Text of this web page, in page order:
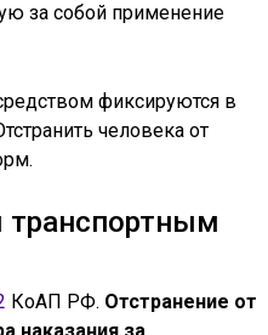
за собой применение
фиксируются в
человека от
транспортным
КоАП РФ. Отстранение от